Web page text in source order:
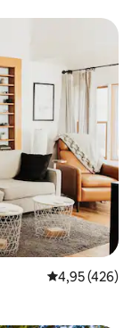
4,95 de uma
4,95 (426)